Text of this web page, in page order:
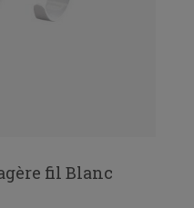
fil Blanc